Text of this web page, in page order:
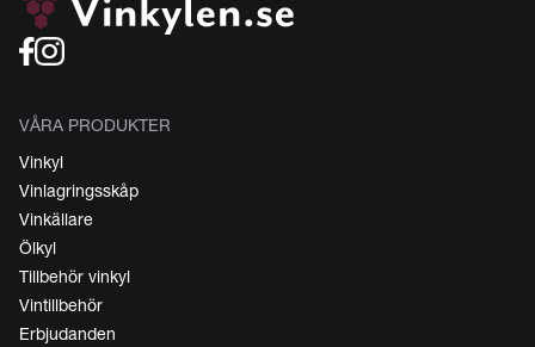
VÅRA PRODUKTER
Vinkyl
Vinlagringsskåp
Vinkällare
Ölkyl
Tillbehör vinkyl
Vintillbehör
Erbjudanden